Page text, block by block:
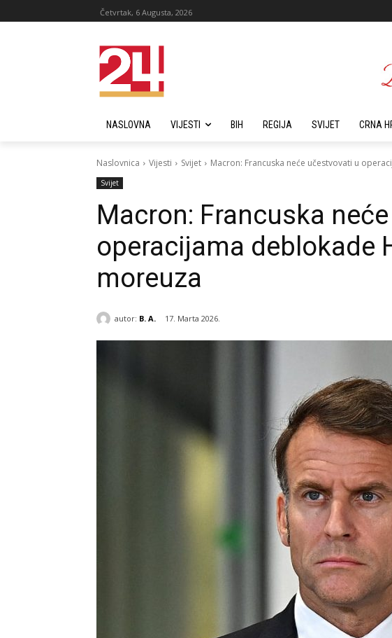
Četvrtak, 6 Augusta, 2026
NASLOVNA VIJESTI BIH REGIJA SVIJET CRNA
Naslovnica Vijesti Svijet Macron: Francuska neće učestvovati u
Svijet
Macron: Francuska
operacijama deblokade
moreuza
autor: B. A. 17. Marta 2026.